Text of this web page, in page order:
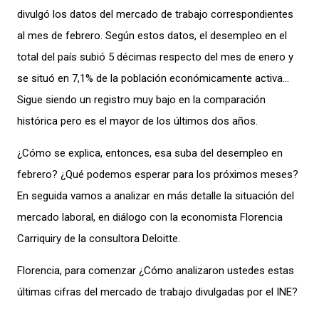
divulgó los datos del mercado de trabajo correspondientes
al mes de febrero. Según estos datos, el desempleo en el
total del país subió 5 décimas respecto del mes de enero y
se situó en 7,1% de la población económicamente activa…
Sigue siendo un registro muy bajo en la comparación
histórica pero es el mayor de los últimos dos años.
¿Cómo se explica, entonces, esa suba del desempleo en
febrero? ¿Qué podemos esperar para los próximos meses?
En seguida vamos a analizar en más detalle la situación del
mercado laboral, en diálogo con la economista Florencia
Carriquiry de la consultora Deloitte.
Florencia, para comenzar ¿Cómo analizaron ustedes estas
últimas cifras del mercado de trabajo divulgadas por el INE?